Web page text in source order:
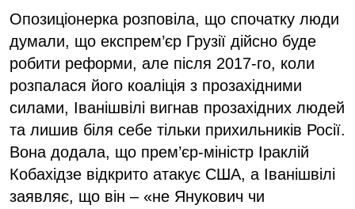
Опозиціонерка розповіла, що спочатку люди
думали, що експрем’єр Грузії дійсно буде
робити реформи, але після 2017-го, коли
розпалася його коаліція з прозахідними
силами, Іванішвілі вигнав прозахідних людей
та лишив біля себе тільки прихильників Росії.
Вона додала, що прем’єр-міністр Іраклій
Кобахідзе відкрито атакує США, а Іванішвілі
заявляє, що він – «не Янукович чи